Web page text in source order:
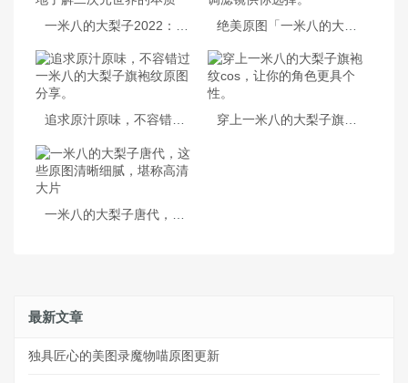
追求原汁原味，不容错过一米八的大梨子旗袍纹原图分享。 穿上一米八的大梨子旗袍纹cos，让你的角色更具个性。
最新文章
独具匠心的美图录魔物喵原图更新